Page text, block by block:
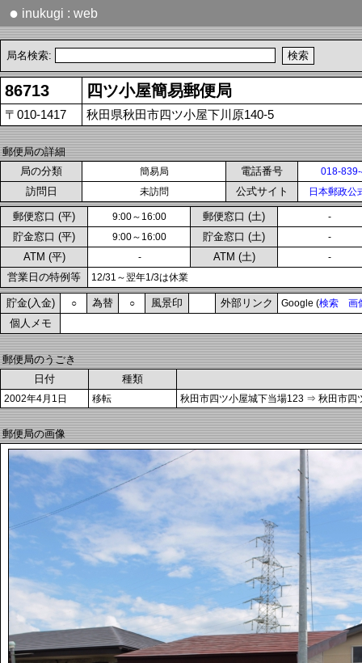
● inukugi : web
局名検索:
86713 四ツ小屋簡易郵便局
〒010-1417 秋田県秋田市四ツ小屋下川原140-5
郵便局の詳細
局の分類
簡易局 電話番号 018-
訪問日 未訪問 公式サイト 日本郵政公
郵便窓口 (平) 9:00～16:00 郵便窓口 (土) -
貯金窓口 (平) 9:00～16:00 貯金窓口 (土) -
ATM (平) - ATM (土) -
営業日の特例等 12/31～翌年1/3は休業
貯金(入金) ○ 為替 ○ 風景印 外部リンク Google (検索 画
個人メモ
郵便局のうごき
日付
種類
2002年4月1日 移転 秋田市四ツ小屋城下当場123 ⇒ 秋田市四
郵便局の画像